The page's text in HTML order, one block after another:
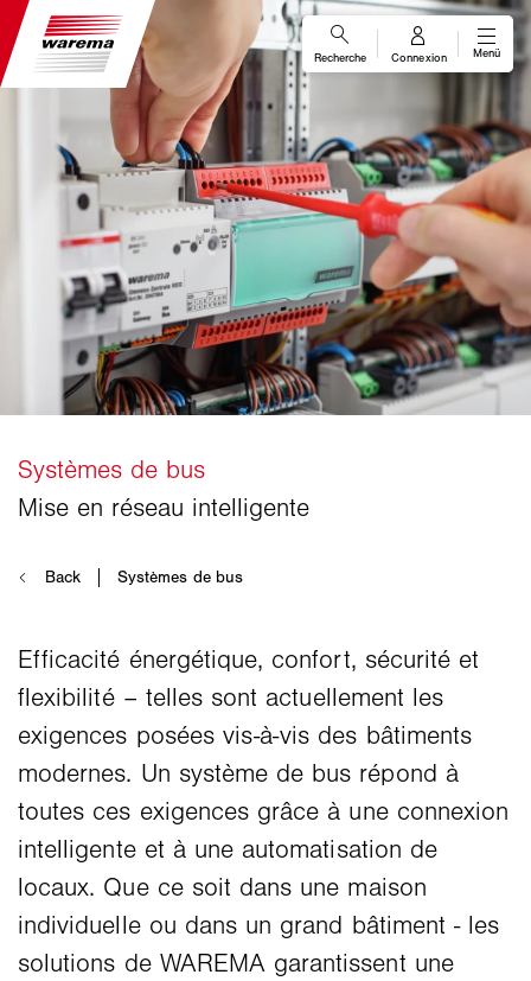
Efficacité énergétique, confort, sécurité et
flexibilité – telles sont actuellement les
exigences posées vis-à-vis des bâtiments
modernes. Un système de bus répond à
toutes ces exigences grâce à une connexion
intelligente et à une automatisation de
locaux. Que ce soit dans une maison
individuelle ou dans un grand bâtiment - les
solutions de WAREMA garantissent une